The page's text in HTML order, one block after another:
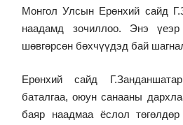
Монгол Улсын Ерөнхий сайд
наадамд зочиллоо. Энэ
шөвгөрсөн бөхчүүдэд бай
Ерөнхий сайд
баталгаа, оюун санааны
баяр наадмаа ёслол төгөлдөр